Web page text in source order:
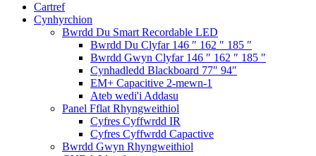
Cartref
Cynhyrchion
Bwrdd Du Smart Recordable LED
Bwrdd Du Clyfar 146 ″ 162 ″ 185 ″
Bwrdd Gwyn Clyfar 146 ″ 162 ″ 185 ″
Cynhadledd Blackboard 77″ 94″
EM+ Capacitive 2-mewn-1
Ateb wedi'i Addasu
Panel Fflat Rhyngweithiol
Cyfres Cyffwrdd IR
Cyfres Cyffwrdd Capactive
Bwrdd Gwyn Rhyngweithiol